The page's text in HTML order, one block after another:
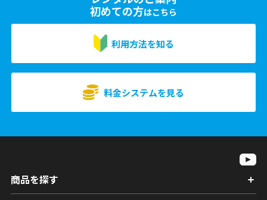
初めての方はこちら
利用方法を知る
料金システムを見る
商品を探す